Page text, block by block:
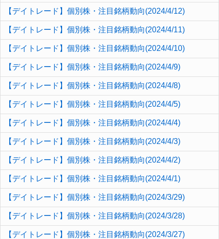
【デイトレード】個別株・注目銘柄動向(2024/4/12)
【デイトレード】個別株・注目銘柄動向(2024/4/11)
【デイトレード】個別株・注目銘柄動向(2024/4/10)
【デイトレード】個別株・注目銘柄動向(2024/4/9)
【デイトレード】個別株・注目銘柄動向(2024/4/8)
【デイトレード】個別株・注目銘柄動向(2024/4/5)
【デイトレード】個別株・注目銘柄動向(2024/4/4)
【デイトレード】個別株・注目銘柄動向(2024/4/3)
【デイトレード】個別株・注目銘柄動向(2024/4/2)
【デイトレード】個別株・注目銘柄動向(2024/4/1)
【デイトレード】個別株・注目銘柄動向(2024/3/29)
【デイトレード】個別株・注目銘柄動向(2024/3/28)
【デイトレード】個別株・注目銘柄動向(2024/3/27)